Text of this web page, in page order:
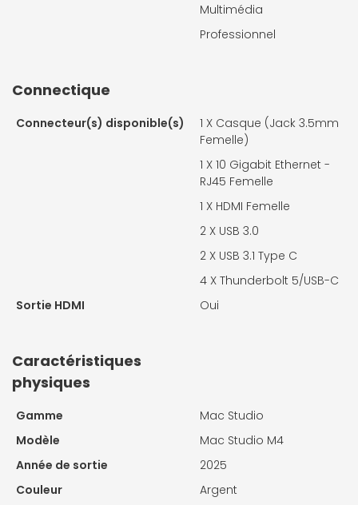
Multimédia
Professionnel
Connectique
Connecteur(s) disponible(s) 1 X Casque (Jack 3.5mm
Femelle)
1 X 10 Gigabit Ethernet -
RJ45 Femelle
1 X HDMI Femelle
2 X USB 3.0
2 X USB 3.1 Type C
4 X Thunderbolt 5/USB-C
Sortie HDMI
Oui
Caractéristiques
physiques
Gamme
Mac Studio
Modèle
Mac Studio M4
Année de sortie
2025
Couleur
Argent